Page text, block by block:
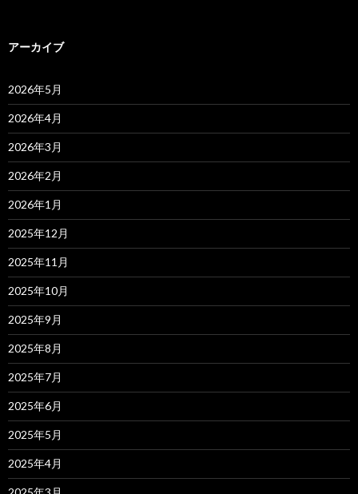
アーカイブ
2026年5月
2026年4月
2026年3月
2026年2月
2026年1月
2025年12月
2025年11月
2025年10月
2025年9月
2025年8月
2025年7月
2025年6月
2025年5月
2025年4月